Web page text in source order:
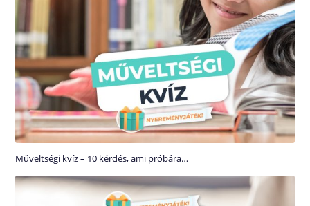
Műveltségi kvíz – 10 kérdés, ami próbára…